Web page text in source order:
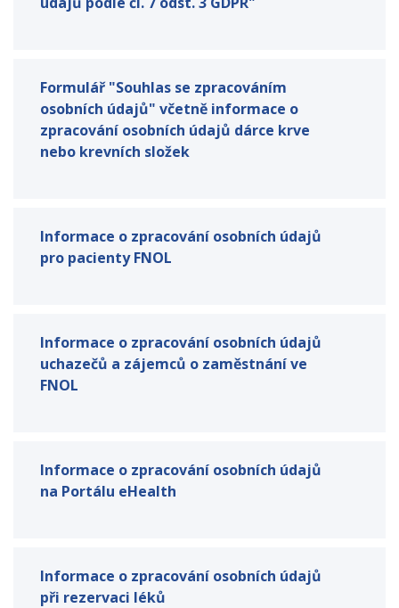
Formulář "Souhlas se zpracováním
osobních údajů" včetně informace o
zpracování osobních údajů dárce krve
nebo krevních složek
Informace o zpracování osobních údajů
pro pacienty FNOL
Informace o zpracování osobních údajů
uchazečů a zájemců o zaměstnání ve
FNOL
Informace o zpracování osobních údajů
na Portálu eHealth
Informace o zpracování osobních údajů
při rezervaci léků